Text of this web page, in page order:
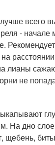
всего
-
лианы
не
На дно
щебень,